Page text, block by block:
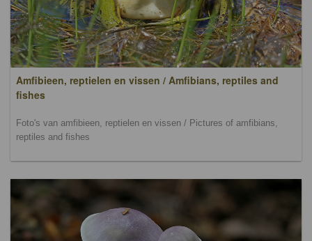
Amfibieen, reptielen en vissen / Amfibians, reptiles and
fishes
Foto's van amfibieen, reptielen en vissen / Pictures of amfibians,
reptiles and fishes